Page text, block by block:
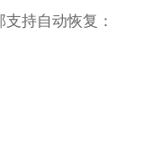
持自动恢复：